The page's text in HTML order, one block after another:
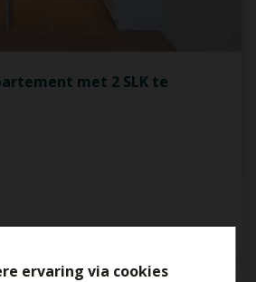
ervaring via cookies
met 2 SLK te